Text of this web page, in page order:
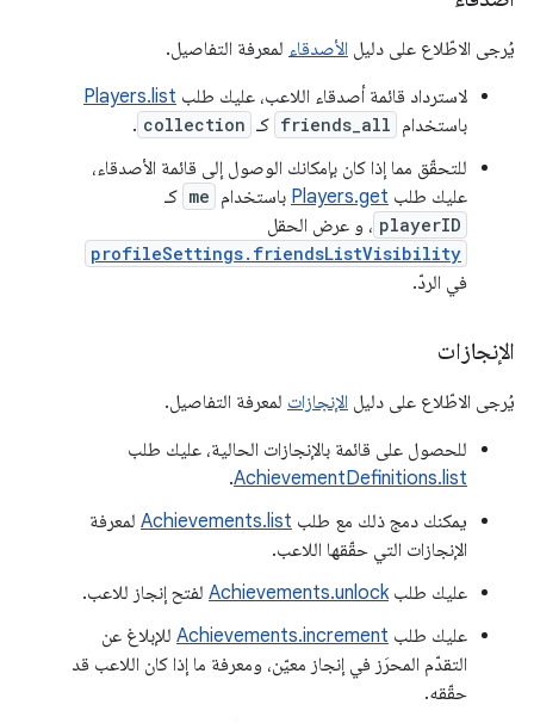
يُرجى الاطّلاع على دليل الأصدقاء لمعرفة التفاصيل.
لاسترداد قائمة أصدقاء اللاعب، عليك طلب Players.list
باستخدام friends_all كـ collection
.
للتحقّق مما إذا كان بإمكانك الوصول إلى قائمة الأصدقاء،
عليك طلب Players.get باستخدام me كـ
playerID ، و عرض الحقل
profileSettings.friendsListVisibility
في الردّ.
الإنجازات
يُرجى الاطّلاع على دليل الإنجازات لمعرفة التفاصيل.
للحصول على قائمة بالإنجازات الحالية، عليك طلب
AchievementDefinitions.list
.
يمكنك دمج ذلك مع طلب Achievements.list لمعرفة
الإنجازات التي حقّقها اللاعب.
عليك طلبAchievements.unlock لفتح إنجاز للاعب.
عليك طلب Achievements.increment للإبلاغ عن
التقدّم المحرَز في إنجاز معيّن، ومعرفة ما إذا كان اللاعب قد
حقّقه.